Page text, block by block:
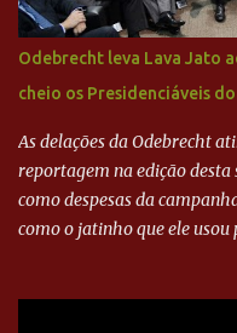
sua história na Raposa,
camisas 9 acertasse a
ADVOGADO DO CRUZEIRO
CRUZEIRO - RONALDO
Odebrecht leva Lava Jato
cheio os Presidenciáveis
As delações da Odebrecht
reportagem na edição desta
como despesas da
como o jatinho que ele